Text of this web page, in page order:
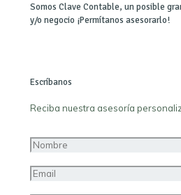
Somos Clave Contable, un posible
y/o negocio ¡Permítanos asesorarlo!
Escríbanos
Reciba nuestra asesoría